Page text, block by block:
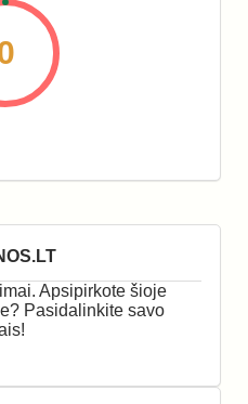
Apsipirkote šioje
Pasidalinkite savo